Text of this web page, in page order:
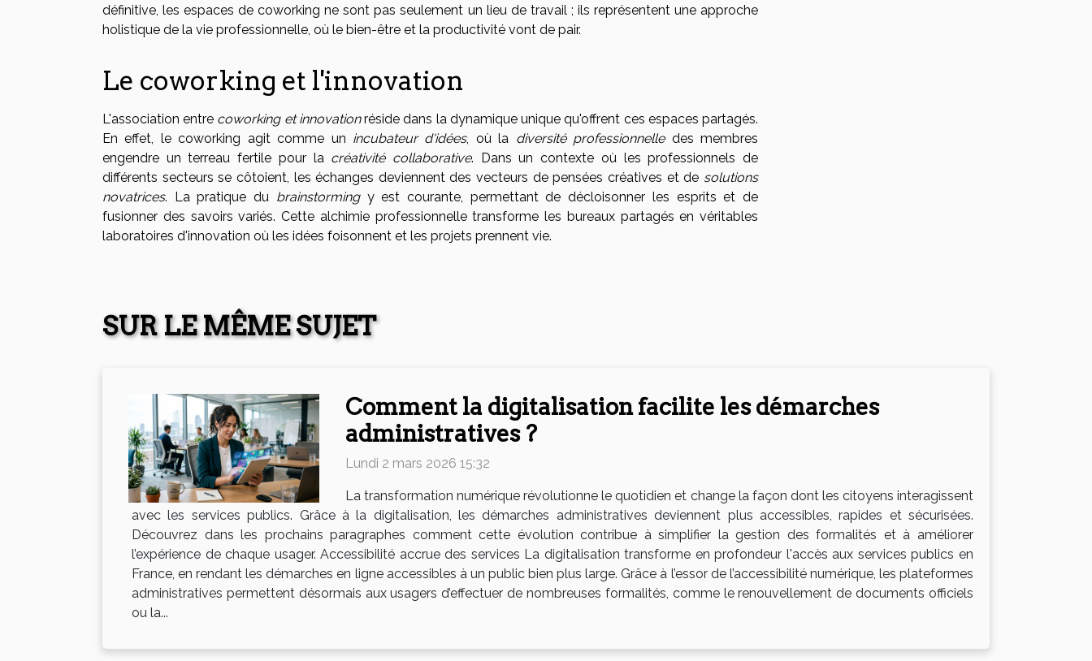
définitive, les espaces de coworking ne sont pas seulement un lieu de travail ; ils représentent une approche
holistique de la vie professionnelle, où le bien-être et la productivité vont de pair.
Le coworking et l'innovation
L'association entre coworking et innovationréside dans la dynamique unique qu'offrent ces espaces partagés.
En effet, le coworking agit comme un incubateur d'idées, où la diversité professionnelledes membres
engendre un terreau fertile pour la créativité collaborative. Dans un contexte où les professionnels de
différents secteurs se côtoient, les échanges deviennent des vecteurs de pensées créatives et de solutions
novatrices. La pratique du brainstormingy est courante, permettant de décloisonner les esprits et de
fusionner des savoirs variés. Cette alchimie professionnelle transforme les bureaux partagés en véritables
laboratoires d'innovation où les idées foisonnent et les projets prennent vie.
SUR LE MÊME SUJET
Comment la digitalisation facilite les démarches
administratives ?
Lundi 2 mars 2026 15:32
La transformation numérique révolutionne le quotidien et change la façon dont les citoyens interagissent
avec les services publics. Grâce à la digitalisation, les démarches administratives deviennent plus accessibles, rapides et sécurisées.
Découvrez dans les prochains paragraphes comment cette évolution contribue à simplifier la gestion des formalités et à améliorer
l’expérience de chaque usager. Accessibilité accrue des services La digitalisation transforme en profondeur l'accès aux services publics en
France, en rendant les démarches en ligne accessibles à un public bien plus large. Grâce à l’essor de l’accessibilité numérique, les plateformes
administratives permettent désormais aux usagers d’effectuer de nombreuses formalités, comme le renouvellement de documents officiels
ou la...